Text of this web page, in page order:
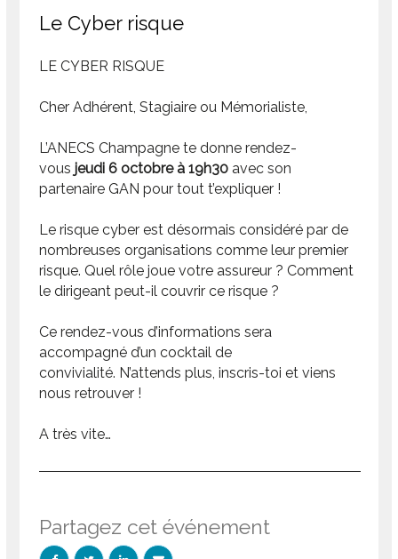
Le Cyber risque
LE CYBER RISQUE
Cher Adhérent, Stagiaire ou Mémorialiste,
L’ANECS Champagne te donne rendez-
vous jeudi 6 octobre à 19h30 avec son
partenaire GAN pour tout t’expliquer !
Le risque cyber est désormais considéré par de
nombreuses organisations comme leur premier
risque. Quel rôle joue votre assureur ? Comment
le dirigeant peut-il couvrir ce risque ?
Ce rendez-vous d’informations sera
accompagné d’un cocktail de
convivialité. N’attends plus, inscris-toi et viens
nous retrouver !
A très vite…
Partagez cet événement